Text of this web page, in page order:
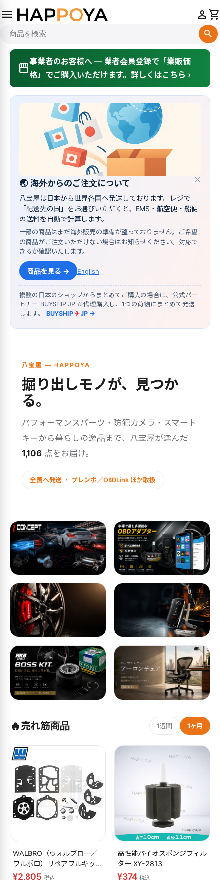
menu
search
personshopping_cart
storefront事業者のお客様へ — 業者会員登録で「業販価
格」でご購入いただけます。詳しくはこちら ›
×
🌏 海外からのご注文について
八宝屋は日本から世界各国へ発送しております。レジで
「配送先の国」をお選びいただくと、EMS・航空便・船便
の送料を自動で計算します。
一部の商品はまだ海外販売の準備が整っておりません。ご希望
の商品がご注文いただけない場合はお知らせください。対応で
きるか確認いたします。
商品を見る → English
複数の日本のショップからまとめてご購入の場合は、公式パー
トナー BUYSHIP.JP が代理購入し、1つの荷物にまとめて発送
します。 BUYSHIP✈JP →
八宝屋 — HAPPOYA
掘り出しモノが、見つか
る。
パフォーマンスパーツ・防犯カメラ・スマート
キーから暮らしの逸品まで、八宝屋が選んだ
1,106 点をお届け。
全国へ発送 ・ ブレンボ／OBDLink ほか取扱
🔥売れ筋商品 1週間 1ヶ月
WALBRO（ウォルブロー／
ワルボロ）リペアフルキット
K10-WB
¥2,805 税込
高性能バイオスポンジフィル
ター XY-2813
¥374税込